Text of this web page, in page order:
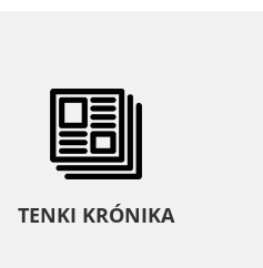
TENKI KRÓNIKA